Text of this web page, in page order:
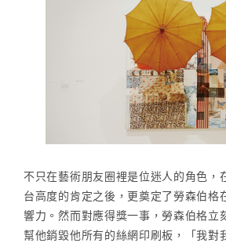
不只在藝術朋友圈裡是位迷人的角色，
台高度的肯定之後，更奠定了勞森伯格
響力。然而對應得獎一事，勞森伯格立
幫他銷毀他所有的絲網印刷板，「我對